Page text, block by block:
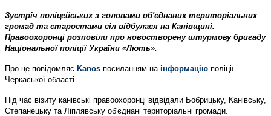
Зустріч поліцейських з головами об'єднаних територіальних
громад та старостами сіл відбулася на Канівщині.
Правоохоронці розповіли про новостворену штурмову бригаду
Національної поліції України «Лють».
Про це повідомляє Kanos посиланням на інформацію поліції
Черкаської області.
Під час візиту канівські правоохоронці відвідали Бобрицьку, Канівську,
Степанецьку та Ліплявську об'єднані територіальні громади.